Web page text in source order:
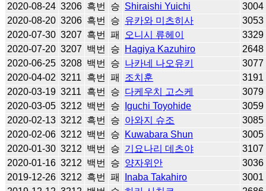
2020-08-24 3206 흑번 승 Shiraishi Yuichi
3004
2020-08-20 3206 흑번 승 유카와 미츠히사
3053
2020-07-30 3207 흑번 패 오니시 류헤이
3329
2020-07-20 3207 백번 승 Hagiya Kazuhiro
2648
2020-06-25 3208 백번 승 나카네 나오유키
3077
2020-04-02 3211 흑번 패 조치훈
3191
2020-03-19 3211 흑번 승 다케우치 고스케
3079
2020-03-05 3212 백번 승 Iguchi Toyohide
3059
2020-02-13 3212 흑번 승 아와지 슈조
3085
2020-02-06 3212 백번 승 Kuwabara Shun
3005
2020-01-30 3212 백번 승 기요나리 데츠야
3107
2020-01-16 3212 백번 승 양자위안
3036
2019-12-26 3212 흑번 패 Inaba Takahiro
3001